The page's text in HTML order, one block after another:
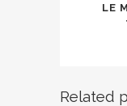
LE
Related